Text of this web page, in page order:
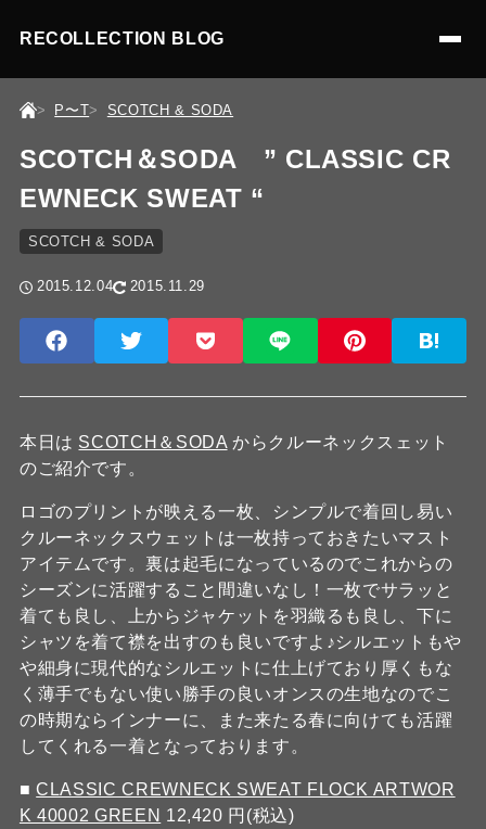
RECOLLECTION BLOG
P〜T SCOTCH & SODA
SCOTCH＆SODA ” CLASSIC CR
EWNECK SWEAT “
SCOTCH & SODA
2015.12.04 2015.11.29
本日は SCOTCH＆SODA からクルーネックスェット
のご紹介です。
ロゴのプリントが映える一枚、シンプルで着回し易い
クルーネックスウェットは一枚持っておきたいマスト
アイテムです。裏は起毛になっているのでこれからの
シーズンに活躍すること間違いなし！一枚でサラッと
着ても良し、上からジャケットを羽織るも良し、下に
シャツを着て襟を出すのも良いですよ♪シルエットもや
や細身に現代的なシルエットに仕上げており厚くもな
く薄手でもない使い勝手の良いオンスの生地なのでこ
の時期ならインナーに、また来たる春に向けても活躍
してくれる一着となっております。
■CLASSIC CREWNECK SWEAT FLOCK ARTWOR
K 40002 GREEN 12,420 円(税込)